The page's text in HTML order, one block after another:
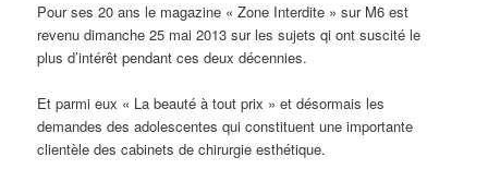
Pour ses 20 ans le magazine « Zone Interdite » sur M6 est
revenu dimanche 25 mai 2013 sur les sujets qi ont suscité le
plus d’intérêt pendant ces deux décennies.
Et parmi eux « La beauté à tout prix » et désormais les
demandes des adolescentes qui constituent une importante
clientèle des cabinets de chirurgie esthétique.